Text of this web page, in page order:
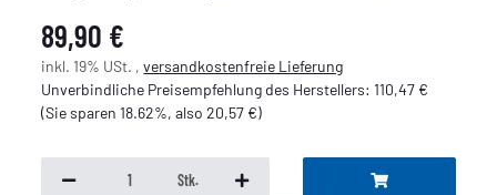
89,90 €
inkl. 19% USt. ,versandkostenfreie Lieferung
Unverbindliche Preisempfehlung des Herstellers:110,47 €
(Sie sparen18.62%, also20,57 €)
Stk.